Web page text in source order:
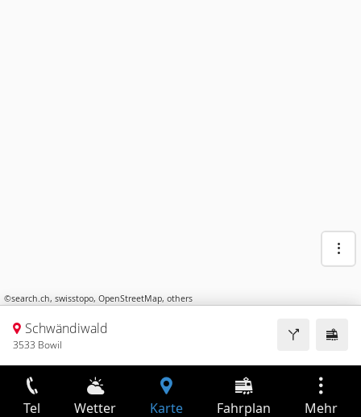
©search.ch, swisstopo, OpenStreetMap, others
Schwändiwald
3533 Bowil
Tel Wetter Karte Fahrplan Mehr